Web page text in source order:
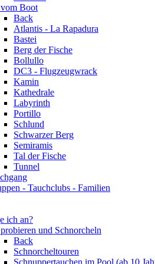
Boot
Back
Atlantis - La Rapadura
Bastei
Berg der Fische
Bollullo
DC3 - Flugzeugwrack
Kamin
Kathedrale
Labyrinth
Portillo
Schlund
Schwarzer Berg
Semiramis
Tal der Fische
Tunnel
- Tauchclubs - Familien
ich an?
und Schnorcheln
Back
Schnorcheltouren
Schnuppertauchen im Pool (ab 10